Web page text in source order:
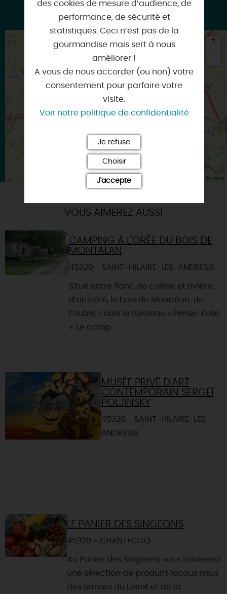
×
COURTENAY
+
-
Leaflet| Map data © OpenStreetMap contributors
VOUS AIMEREZ AUSSI
CAMPING À L'ORÉE DU BOIS DE
MONTALAN
45320 - SAINT-HILAIRE-LES-ANDRESIS
Situé entre flanc de colline et rivière :
d’un côté, le bois de Montalan, de
l’autre, coule le ruisseau « Pense-Folie
». Le camp...
MUSÉE PRIVÉ D'ART
CONTEMPORAIN SERGEÏ
POLJINSKY
45320 - SAINT-HILAIRE-LES-
ANDRESIS
LE PANIER DES SINGEONS
45320 - CHANTECOQ
Au Panier des Singeons vous trouverez
une sélection de produits locaux issus
des terroirs du Loiret et de la
des cookies de mesure d’audience, de
performance, de sécurité et
statistiques. Ceci n’est pas de la
gourmandise mais sert à nous
améliorer !
A vous de nous accorder (ou non) votre
consentement pour parfaire votre
visite.
Voir notre politique de confidentialité
Je refuse
Choisir
J'accepte